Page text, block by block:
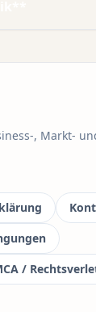
, Markt-
/